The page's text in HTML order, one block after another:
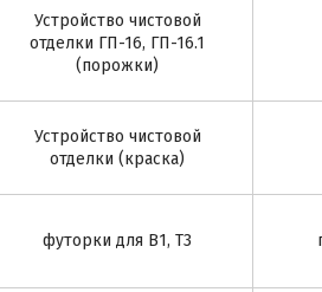
Устройство чистовой
отделки ГП-16, ГП-16.1
(порожки)
Устройство чистовой
отделки (краска)
футорки для В1, Т3